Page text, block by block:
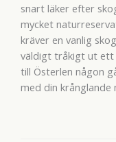
snart läker efter
mycket
kräver en vanlig
väldigt tråkigt ut ett
till Österlen någon
med din krånglande